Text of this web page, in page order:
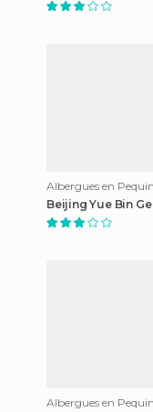
Albergues en
Beijing Yue Bin
Albergues en